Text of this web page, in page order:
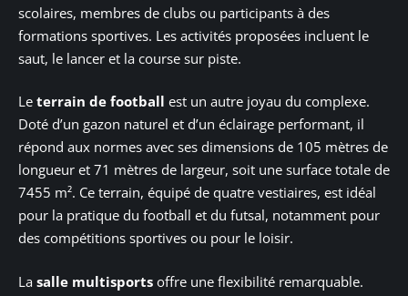
scolaires, membres de clubs ou participants à des
formations sportives. Les activités proposées incluent le
saut, le lancer et la course sur piste.
Le terrain de football est un autre joyau du complexe.
Doté d’un gazon naturel et d’un éclairage performant, il
répond aux normes avec ses dimensions de 105 mètres de
longueur et 71 mètres de largeur, soit une surface totale de
7455 m². Ce terrain, équipé de quatre vestiaires, est idéal
pour la pratique du football et du futsal, notamment pour
des compétitions sportives ou pour le loisir.
La salle multisports offre une flexibilité remarquable.